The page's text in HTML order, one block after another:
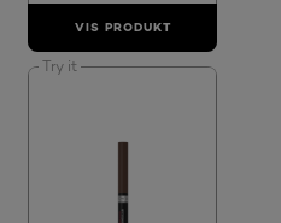
VIS PRODUKT
Try it